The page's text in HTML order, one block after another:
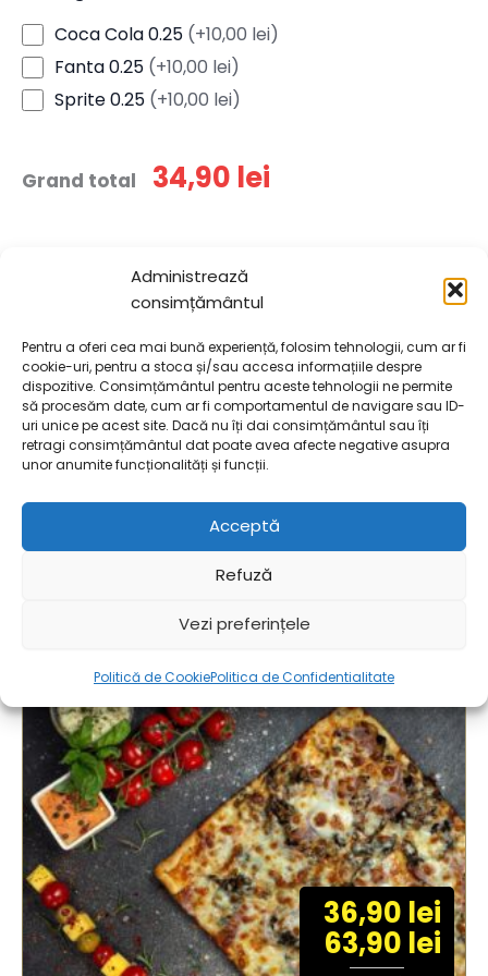
Administrează
consimțământul
Pentru a oferi cea mai bună experiență, folosim tehnologii, cum ar fi
cookie-uri, pentru a stoca și/sau accesa informațiile despre
dispozitive. Consimțământul pentru aceste tehnologii ne permite
să procesăm date, cum ar fi comportamentul de navigare sau ID-
uri unice pe acest site. Dacă nu îți dai consimțământul sau îți
retragi consimțământul dat poate avea afecte negative asupra
unor anumite funcționalități și funcții.
Acceptă
Refuză
Vezi preferințele
Politică de CookiePolitica de Confidentialitate
Coca Cola 0.25 (+10,00 lei)
Fanta 0.25 (+10,00 lei)
Sprite 0.25 (+10,00 lei)
Grand total 34,90 lei
+ Adaugă în coș
Alergeni: gluten lactate peste sulftiti
Consultă lista de alergeni
36,90 lei
63,90 lei